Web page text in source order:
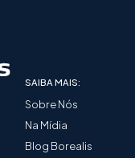
SAIBA MAIS:
Sobre Nós
Na Mídia
Blog Borealis